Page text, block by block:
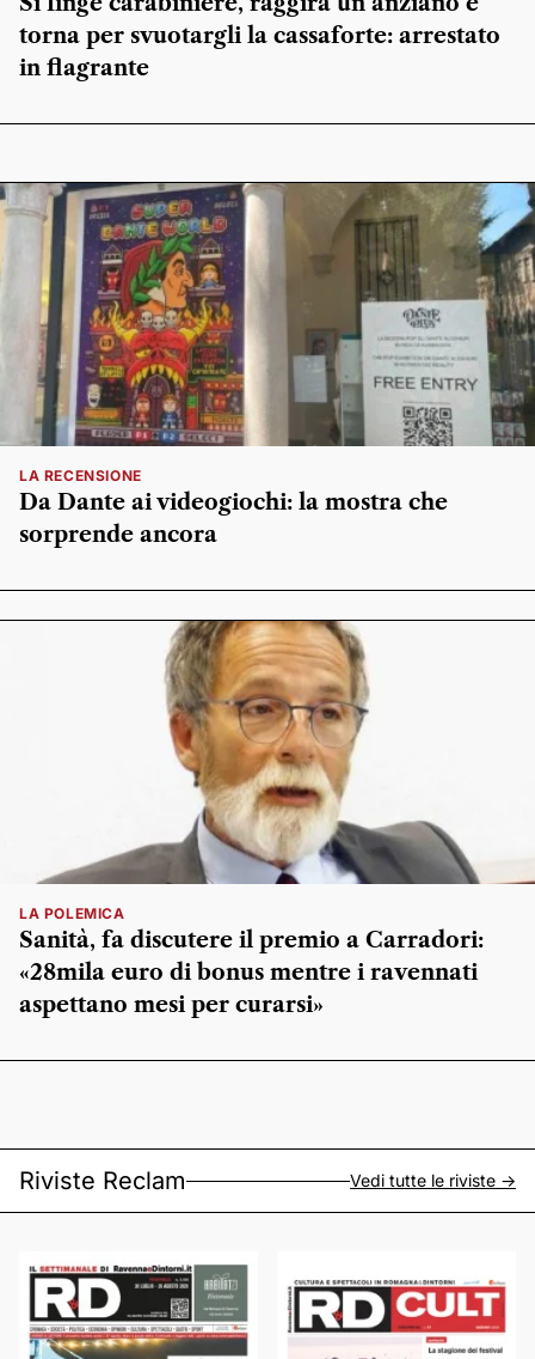
torna per svuotargli la cassaforte: arrestato
in flagrante
LA RECENSIONE
Da Dante ai videogiochi: la mostra che
sorprende ancora
LA POLEMICA
Sanità, fa discutere il premio a Carradori:
«28mila euro di bonus mentre i ravennati
aspettano mesi per curarsi»
Riviste Reclam Vedi tutte le riviste ->